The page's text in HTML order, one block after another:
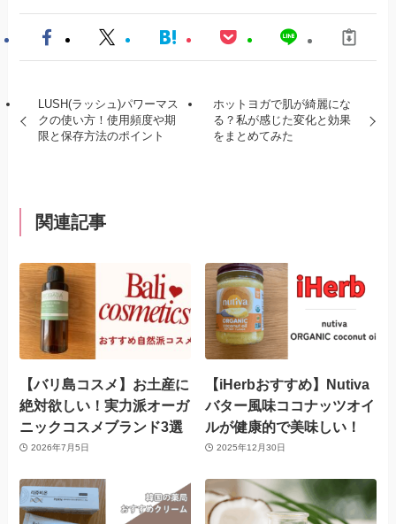
LUSH(ラッシュ)パワーマス
クの使い方！使用頻度や期
限と保存方法のポイント
ホットヨガで肌が綺麗にな
る？私が感じた変化と効果
をまとめてみた
関連記事
【バリ島コスメ】お土産に
絶対欲しい！実力派オーガ
ニックコスメブランド3選
2026年7月5日
【iHerbおすすめ】Nutiva
バター風味ココナッツオイ
ルが健康的で美味しい！
2025年12月30日